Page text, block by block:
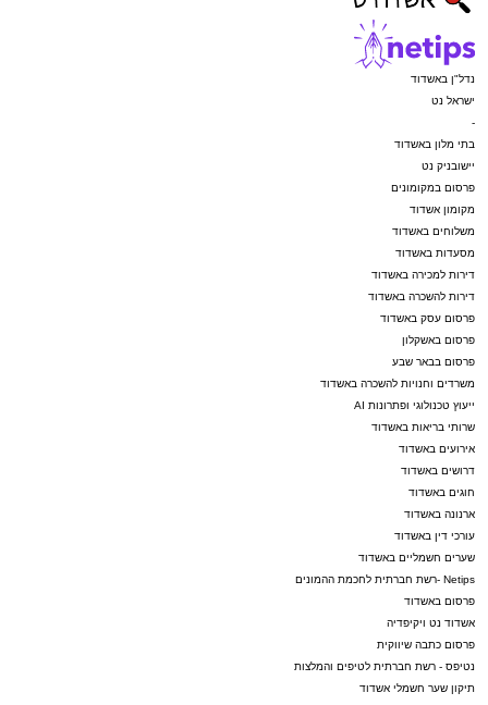
נדל"ן באשדוד
ישראל נט
-
בתי מלון באשדוד
יישובניק נט
פרסום במקומונים
מקומון אשדוד
משלוחים באשדוד
מסעדות באשדוד
דירות למכירה באשדוד
דירות להשכרה באשדוד
פרסום עסק באשדוד
פרסום באשקלון
פרסום בבאר שבע
משרדים וחנויות להשכרה באשדוד
ייעוץ טכנולוגי ופתרונות AI
שרותי בריאות באשדוד
אירועים באשדוד
דרושים באשדוד
חוגים באשדוד
ארנונה באשדוד
עורכי דין באשדוד
שערים חשמליים באשדוד
Netips -רשת חברתית לחכמת ההמונים
פרסום באשדוד
אשדוד נט ויקיפדיה
פרסום כתבה שיווקית
נטיפס - רשת חברתית לטיפים והמלצות
תיקון שער חשמלי אשדוד